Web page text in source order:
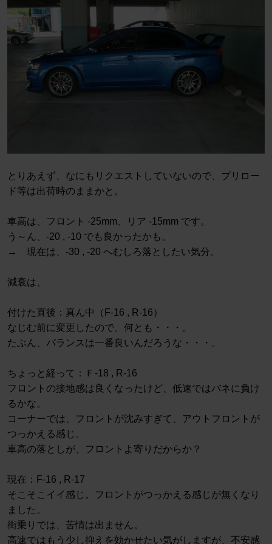
とりあえず、なにもリクエストしていないので、プリロー
ド等は出荷時のままかと。
車高は、フロント -25mm、リア -15mm です。
う～ん、-20 , -10 でも良かったかも。
→ 現在は、-30 , -20 へむしろ落としたい気分。
減衰は、
付けた直後：真ん中（F-16 , R-16）
なじむ前に変更したので、何とも・・・。
たぶん、バランスは一番良いんだろうな・・・。
ちょっと経って：Ｆ-18 , R-16
フロントの接地感は良くなったけど、低速ではバネに負け
るかな。
コーナーでは、フロントが沈みすぎて、アウトフロントが
つっかえる感じ。
車高の落としが、フロントよ寄りだからか？
現在：F-16 , R-17
そこそこイイ感じ。フロントがつっかえる感じが無くなり
ました。
街乗りでは、苦情は出ません。
高速ではもう少し抑えを効かせたい気がしますが、不安感